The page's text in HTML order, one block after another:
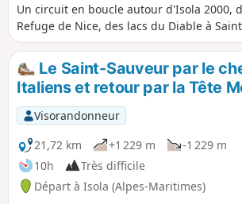
Un circuit en boucle autour d'Isola 2000,
Refuge de Nice, des lacs du Diable à
Le Saint-Sauveur par le
Italiens et retour par la Tête
Visorandonneur
21,72 km
+1 229 m
-1 229 m
10h
Très difficile
Départ à Isola (Alpes-Maritimes)